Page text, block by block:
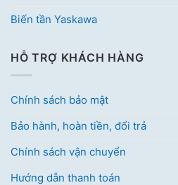
Biến tần Yaskawa
HỖ TRỢ KHÁCH HÀNG
Chính sách bảo mật
Bảo hành, hoàn tiền, đổi trả
Chính sách vận chuyển
Hướng dẫn thanh toán